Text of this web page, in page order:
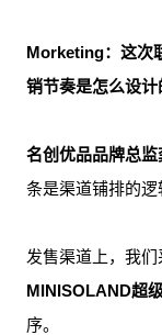
Morketing：这次
销节奏是怎么设计
名创优品品牌总监
条是渠道铺排的逻
发售渠道上，我
MINISOLAND超
序。